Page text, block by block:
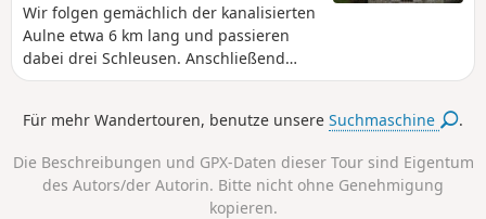
Wir folgen gemächlich der kanalisierten
Aulne etwa 6 km lang und passieren
dabei drei Schleusen. Anschließend
geht es über kleine Straßen hinauf zur
steigen noch ein Stück weiter hinauf,
Aulne hinabzusteigen.
Für mehr Wandertouren, benutze unsereSuchmaschine .
Die Beschreibungen und GPX-Daten dieser Tour sind Eigentum
des Autors/der Autorin. Bitte nicht ohne Genehmigung
kopieren.